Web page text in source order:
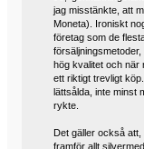
jag misstänkte, att
Moneta). Ironiskt
företag som de
hög kvalitet och när
ett riktigt trevligt
lättsålda, inte minst
rykte.
Det gäller också
framför allt